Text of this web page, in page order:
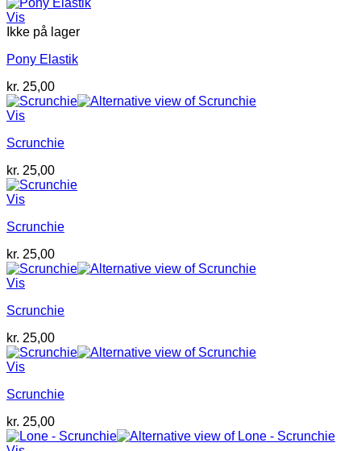
Vis
Ikke på lager
Pony Elastik
kr. 25,00
Vis
Scrunchie
kr. 25,00
Vis
Scrunchie
kr. 25,00
Vis
Scrunchie
kr. 25,00
Vis
Scrunchie
kr. 25,00